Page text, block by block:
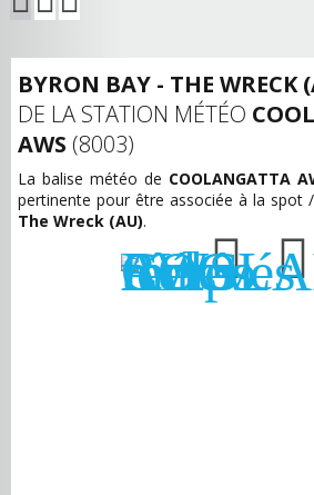
BYRON BAY - THE WRECK
DE LA STATION MÉTÉO
AWS (8003)
La balise météo de COOLANGATTA
pertinente pour être associée à la spot
The Wreck (AU).